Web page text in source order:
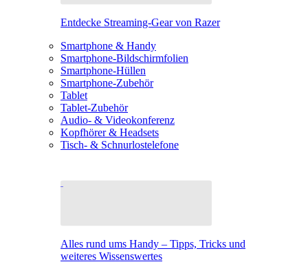
Entdecke Streaming-Gear von Razer
Smartphone & Handy
Smartphone-Bildschirmfolien
Smartphone-Hüllen
Smartphone-Zubehör
Tablet
Tablet-Zubehör
Audio- & Videokonferenz
Kopfhörer & Headsets
Tisch- & Schnurlostelefone
Alles rund ums Handy – Tipps, Tricks und
weiteres Wissenswertes